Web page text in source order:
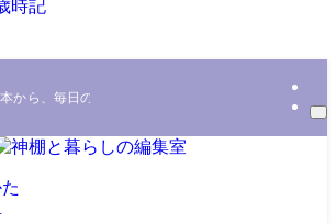
時記
から、毎日の奉仕をわかりやすく解説するほか、家